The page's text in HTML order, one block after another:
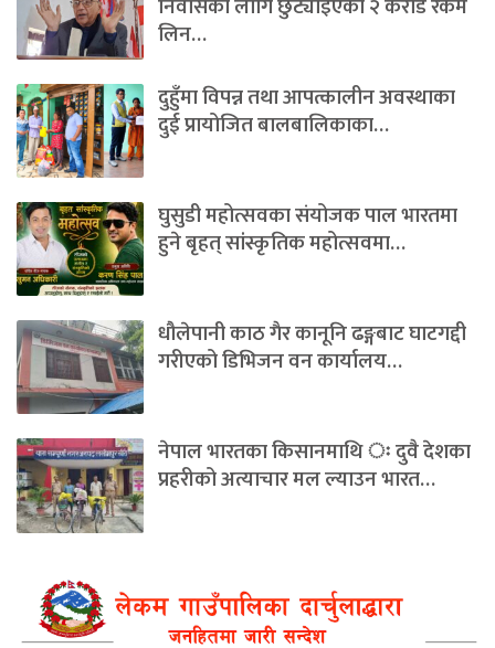
निवासका लागि छुट्याइएको २ करोड रकम
लिन…
दुहुँमा विपन्न तथा आपत्कालीन अवस्थाका
दुई प्रायोजित बालबालिकाका…
घुसुडी महोत्सवका संयोजक पाल भारतमा
हुने बृहत् सांस्कृतिक महोत्सवमा…
धौलेपानी काठ गैर कानूनि ढङ्गबाट घाटगद्दी
गरीएको डिभिजन वन कार्यालय…
नेपाल भारतका किसानमाथि ः दुवै देशका
प्रहरीको अत्याचार मल ल्याउन भारत…